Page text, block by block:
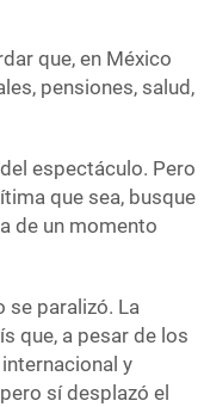
que, en México
pensiones, salud,
espectáculo. Pero
que sea, busque
de un momento
se paralizó. La
que, a pesar de los
y
sí desplazó el